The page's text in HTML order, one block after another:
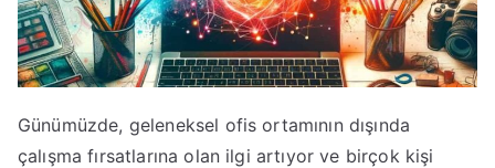
Günümüzde, geleneksel ofis ortamının dışında
çalışma fırsatlarına olan ilgi artıyor ve birçok kişi